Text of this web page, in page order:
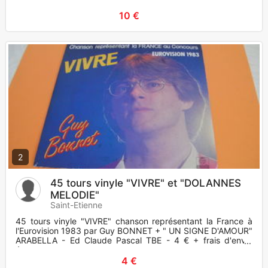
10 €
2
45 tours vinyle "VIVRE" et "DOLANNES
MELODIE"
Saint-Etienne
45 tours vinyle "VIVRE" chanson représentant la France à
l'Eurovision 1983 par Guy BONNET + " UN SIGNE D'AMOUR"
ARABELLA - Ed Claude Pascal TBE - 4 € + frais d'envoi
éventu
4 €